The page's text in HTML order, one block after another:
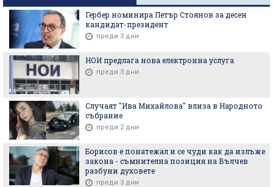
Гербер номинира Петър Стоянов за десен
кандидат-президент
преди 3 дни
НОИ предлага нова електронна услуга
преди 3 дни
Случаят "Ива Михайлова" влиза в Народното
събрание
преди 2 дни
Борисов е понатежал и се чуди как да излъже
закона - съмнителна позиция на Вълчев
разбуни духовете
преди 3 дни